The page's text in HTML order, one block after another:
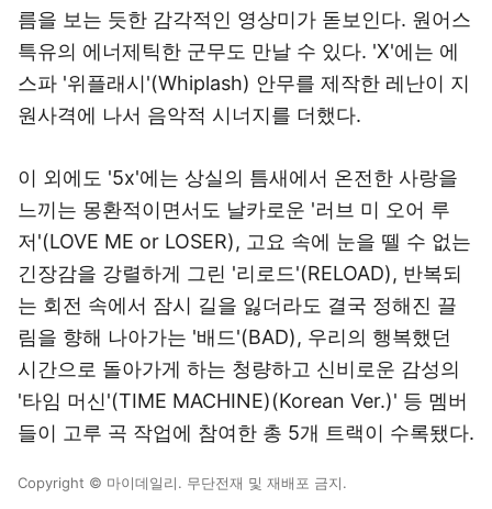
름을 보는 듯한 감각적인 영상미가 돋보인다. 원어스
특유의 에너제틱한 군무도 만날 수 있다. 'X'에는 에
스파 '위플래시'(Whiplash) 안무를 제작한 레난이 지
원사격에 나서 음악적 시너지를 더했다.
이 외에도 '5x'에는 상실의 틈새에서 온전한 사랑을
느끼는 몽환적이면서도 날카로운 '러브 미 오어 루
저'(LOVE ME or LOSER), 고요 속에 눈을 뗄 수 없는
긴장감을 강렬하게 그린 '리로드'(RELOAD), 반복되
는 회전 속에서 잠시 길을 잃더라도 결국 정해진 끌
림을 향해 나아가는 '배드'(BAD), 우리의 행복했던
시간으로 돌아가게 하는 청량하고 신비로운 감성의
'타임 머신'(TIME MACHINE)(Korean Ver.)' 등 멤버
들이 고루 곡 작업에 참여한 총 5개 트랙이 수록됐다.
Copyright © 마이데일리. 무단전재 및 재배포 금지.